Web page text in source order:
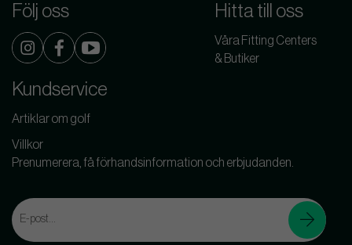
Följ oss Hitta till oss
Våra Fitting Centers
& Butiker
Kundservice
Artiklar om golf
Villkor
Prenumerera, få förhandsinformation och erbjudanden.